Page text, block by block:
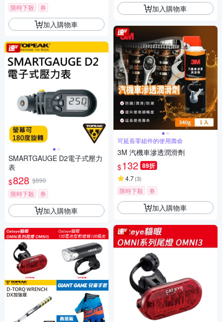
限時下殺 券
加入購物車
SMARTGAUGE D2電子式壓力
表
$828 $890
限時下殺
券
加入購物車
加入購物車
可延長零組件的使用壽命
3M 汽機車滲透潤滑劑
$132 89折
4.7(3)
限時下殺 券
加入購物車